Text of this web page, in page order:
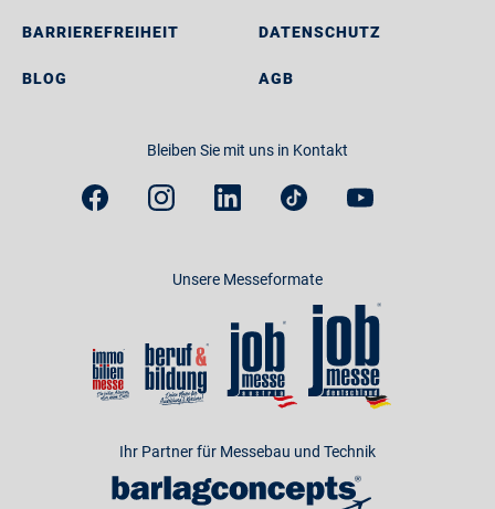
BARRIEREFREIHEIT
BLOG
DATENSCHUTZ
AGB
Bleiben Sie mit uns in Kontakt
Unsere Messeformate
Ihr Partner für Messebau und Technik